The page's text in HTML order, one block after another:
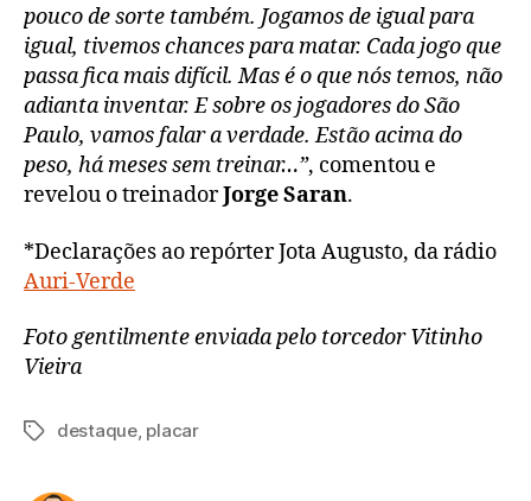
pouco de sorte também. Jogamos de igual para
igual, tivemos chances para matar. Cada jogo que
passa fica mais difícil. Mas é o que nós temos, não
adianta inventar. E sobre os jogadores do São
Paulo, vamos falar a verdade. Estão acima do
peso, há meses sem treinar…”, comentou e
revelou o treinadorJorge Saran.
*Declarações ao repórter Jota Augusto, da rádio
Auri-Verde
Foto gentilmente enviada pelo torcedor Vitinho
Vieira
Tagsdestaque, placar